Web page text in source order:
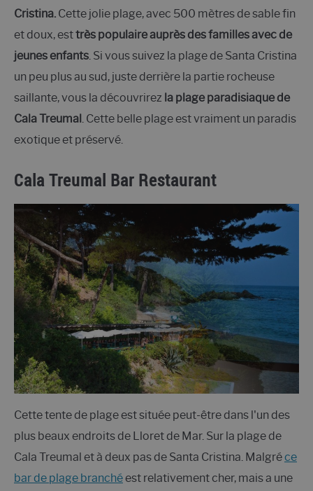
Cristina. Cette jolie plage, avec 500 mètres de sable fin
et doux, esttrès populaire auprès des familles avec de
jeunes enfants . Si vous suivez la plage de Santa Cristina
un peu plus au sud, juste derrière la partie rocheuse
saillante, vous la découvrirez la plage paradisiaque de
Cala Treumal . Cette belle plage est vraiment un paradis
exotique et préservé.
Cala Treumal Bar Restaurant
Cette tente de plage est située peut-être dans l'un des
plus beaux endroits de Lloret de Mar. Sur la plage de
Cala Treumal et à deux pas de Santa Cristina. Malgréce
bar de plage branchéest relativement cher, mais a une